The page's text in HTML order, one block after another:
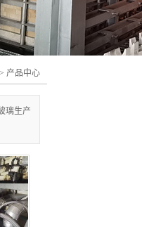
产品中心
璃生产